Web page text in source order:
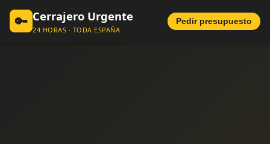
🔑 Cerrajero Urgente
24 HORAS · TODA ESPAÑA
Pedir presupuesto